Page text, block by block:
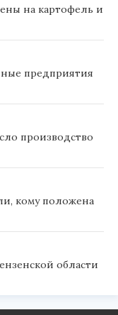
на картофель и
предприятия
производство
кому положена
области